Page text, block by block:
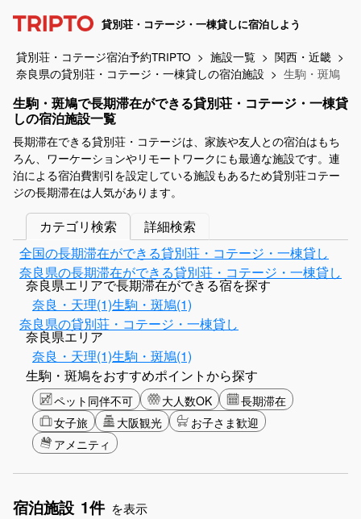
貸別荘・コテージ・一棟貸しに宿泊しよう
貸別荘・コテージ宿泊予約TRIPTO 施設一覧
関西・近畿
奈良県の貸別荘・コテージ・一棟貸しの宿泊施設
生駒・斑鳩
生駒・斑鳩で長期滞在ができる貸別荘・コテージ・一棟貸
しの宿泊施設一覧
長期滞在できる貸別荘・コテージは、家族や友人との宿泊はもち
ろん、ワーケーションやリモートワークにも最適な施設です。連
泊による宿泊費割引を設定している施設もあるため貸別荘コテー
ジの長期滞在は人気があります。
カテゴリ検索
詳細検索
全国の長期滞在ができる貸別荘・コテージ・一棟貸し
奈良県の長期滞在ができる貸別荘・コテージ・一棟貸し
奈良県エリアで長期滞在ができる宿を探す
奈良・天理(1)生駒・斑鳩(1)
奈良県の貸別荘・コテージ・一棟貸し
奈良県エリア
奈良・天理(1)生駒・斑鳩(1)
生駒・斑鳩をおすすめポイントから探す
ペット同伴不可 大人数OK
長期滞在
女子旅
大阪観光
お子さま歓迎
アメニティ
宿泊施設 1件 を表示